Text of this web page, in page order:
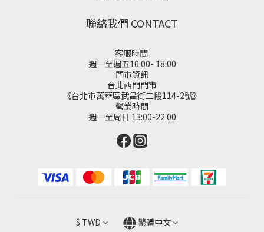
聯絡我們 CONTACT
客服時間
週一至週五10:00- 18:00
門市資訊
台北西門門市
《台北市萬華區武昌街二段114-2號》
營業時間
週一至周日 13:00-22:00
$ TWD 繁體中文